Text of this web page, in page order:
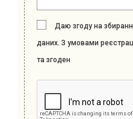
Даю згоду на
даних. З умовами
та згоден